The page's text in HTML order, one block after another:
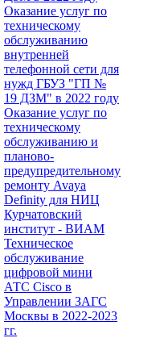
Оказание услуг по
техническому
обслуживанию
внутренней
телефонной сети для
нужд ГБУЗ "ГП №
19 ДЗМ" в 2022 году
Оказание услуг по
техническому
обслуживанию и
планово-
предупредительному
ремонту Avaya
Definity для НИЦ
Курчатовский
институт - ВИАМ
Техническое
обслуживание
цифровой мини
АТС Cisco в
Управлении ЗАГС
Москвы в 2022-2023
гг.